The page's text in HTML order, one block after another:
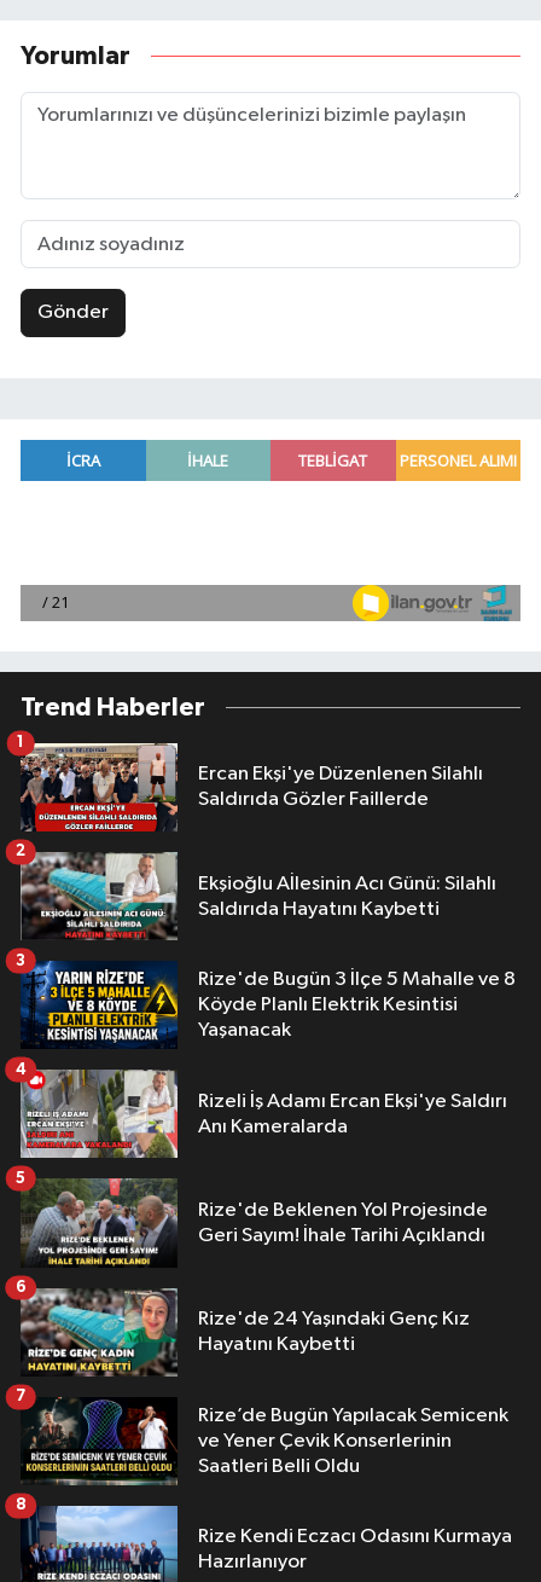
Yorumlar
Gönder
Trend Haberler
Ercan Ekşi'ye Düzenlenen Silahlı
Saldırıda Gözler Faillerde
1
Ekşioğlu Aİlesinin Acı Günü: Silahlı
Saldırıda Hayatını Kaybetti
2
Rize'de Bugün 3 İlçe 5 Mahalle ve 8
Köyde Planlı Elektrik Kesintisi
Yaşanacak
3
Rizeli İş Adamı Ercan Ekşi'ye Saldırı
Anı Kameralarda
4
Rize'de Beklenen Yol Projesinde
Geri Sayım! İhale Tarihi Açıklandı
5
Rize'de 24 Yaşındaki Genç Kız
Hayatını Kaybetti
6
Rize’de Bugün Yapılacak Semicenk
ve Yener Çevik Konserlerinin
Saatleri Belli Oldu
7
Rize Kendi Eczacı Odasını Kurmaya
Hazırlanıyor
8